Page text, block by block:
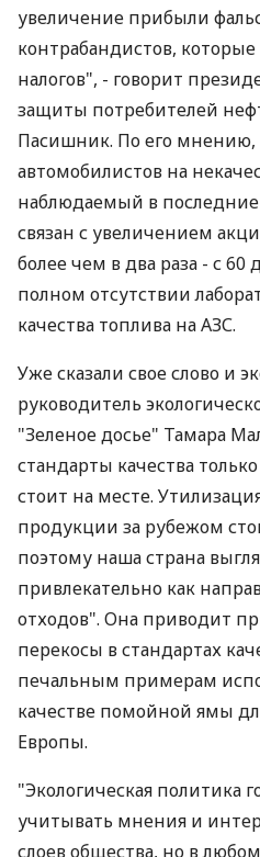
увеличение прибыли
контрабандистов,
налогов", - говорит
защиты потребителей
Пасишник. По его мнению,
автомобилистов на
наблюдаемый в последние
связан с увеличением
более чем в два раза - с 60
полном отсутствии
качества топлива на АЗС.
Уже сказали свое слово и
руководитель
"Зеленое досье" Тамара
стандарты качества
стоит на месте.
продукции за рубежом
поэтому наша страна
привлекательно как
отходов". Она приводит
перекосы в стандартах
печальным примерам
качестве помойной ямы
Европы.
"Экологическая политика
учитывать мнения и
слоев общества, но в